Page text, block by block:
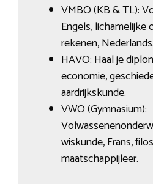
VMBO (KB & TL):
Engels, lichamelijke
rekenen, Nederlands.
HAVO: Haal je
economie,
aardrijkskunde.
VWO (Gymnasium):
wiskunde, Frans,
maatschappijleer.